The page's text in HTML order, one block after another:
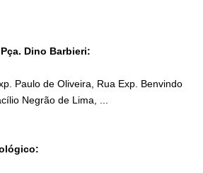
Dino Barbieri:
Paulo de Oliveira, Rua Exp. Benvindo
Negrão de Lima, ...